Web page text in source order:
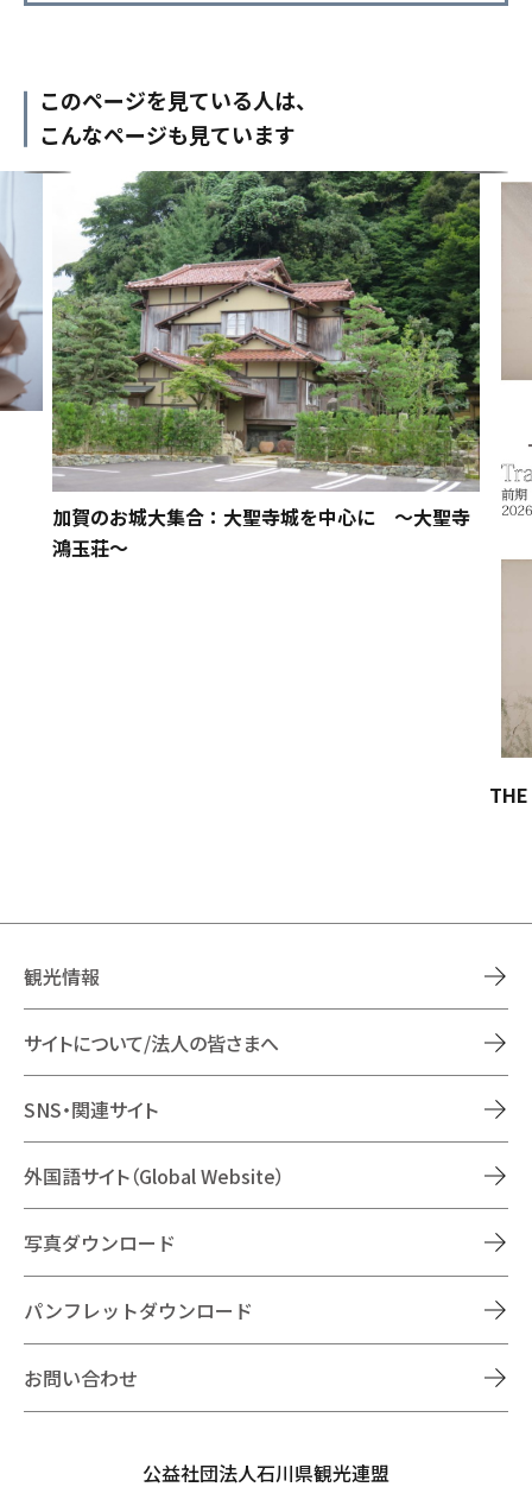
このページを見ている人は、
こんなページも見ています
加賀のお城大集合：大聖寺城を中心に ～大聖寺
鴻玉荘～
観光情報
サイトについて/法人の皆さまへ
SNS・関連サイト
外国語サイト（Global Website）
写真ダウンロード
パンフレットダウンロード
お問い合わせ
公益社団法人石川県観光連盟